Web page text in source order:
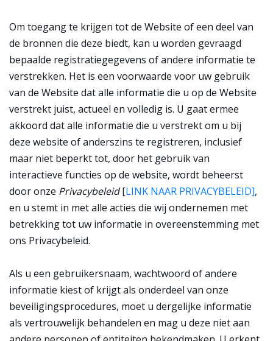
Om toegang te krijgen tot de Website of een deel van
de bronnen die deze biedt, kan u worden gevraagd
bepaalde registratiegegevens of andere informatie te
verstrekken. Het is een voorwaarde voor uw gebruik
van de Website dat alle informatie die u op de Website
verstrekt juist, actueel en volledig is. U gaat ermee
akkoord dat alle informatie die u verstrekt om u bij
deze website of anderszins te registreren, inclusief
maar niet beperkt tot, door het gebruik van
interactieve functies op de website, wordt beheerst
door onze Privacybeleid[LINK NAAR PRIVACYBELEID],
en u stemt in met alle acties die wij ondernemen met
betrekking tot uw informatie in overeenstemming met
ons Privacybeleid.
Als u een gebruikersnaam, wachtwoord of andere
informatie kiest of krijgt als onderdeel van onze
beveiligingsprocedures, moet u dergelijke informatie
als vertrouwelijk behandelen en mag u deze niet aan